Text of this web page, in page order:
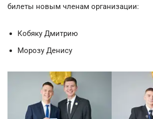
билеты новым членам организации:
Кобяку Дмитрию
Морозу Денису